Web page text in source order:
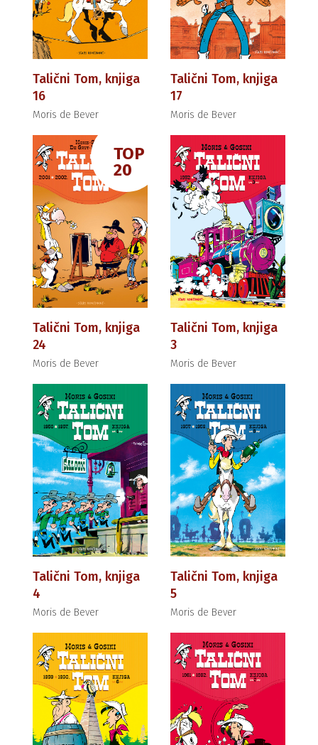
Talični Tom, knjiga
16
Moris de Bever
Talični Tom, knjiga
17
Moris de Bever
TOP
20
Talični Tom, knjiga
24
Moris de Bever
Talični Tom, knjiga
3
Moris de Bever
Talični Tom, knjiga
4
Moris de Bever
Talični Tom, knjiga
5
Moris de Bever